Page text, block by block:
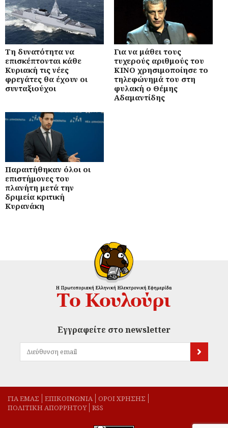
Τη δυνατότητα να
επισκέπτονται κάθε
Κυριακή τις νέες
φρεγάτες θα έχουν οι
συνταξιούχοι
Για να μάθει τους
τυχερούς αριθμούς του
ΚΙΝΟ χρησιμοποίησε το
τηλεφώνημά του στη
φυλακή ο Θέμης
Αδαμαντίδης
Παραιτήθηκαν όλοι οι
επιστήμονες του
πλανήτη μετά την
δριμεία κριτική
Κυρανάκη
Εγγραφείτε στο newsletter
ΓΙΑ ΕΜΑΣ EΠΙΚΟΙΝΩΝΙΑ
ΟΡΟΙ ΧΡΗΣΗΣ
ΠΟΛΙΤΙΚΗ ΑΠΟΡΡΗΤΟΥ
RSS